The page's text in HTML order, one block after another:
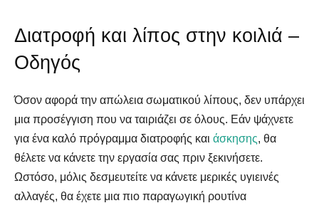
Διατροφή και λίπος στην κοιλιά –
Οδηγός
Όσον αφορά την απώλεια σωματικού λίπους, δεν υπάρχει
μια προσέγγιση που να ταιριάζει σε όλους. Εάν ψάχνετε
για ένα καλό πρόγραμμα διατροφής και άσκησης, θα
θέλετε να κάνετε την εργασία σας πριν ξεκινήσετε.
Ωστόσο, μόλις δεσμευτείτε να κάνετε μερικές υγιεινές
αλλαγές, θα έχετε μια πιο παραγωγική ρουτίνα